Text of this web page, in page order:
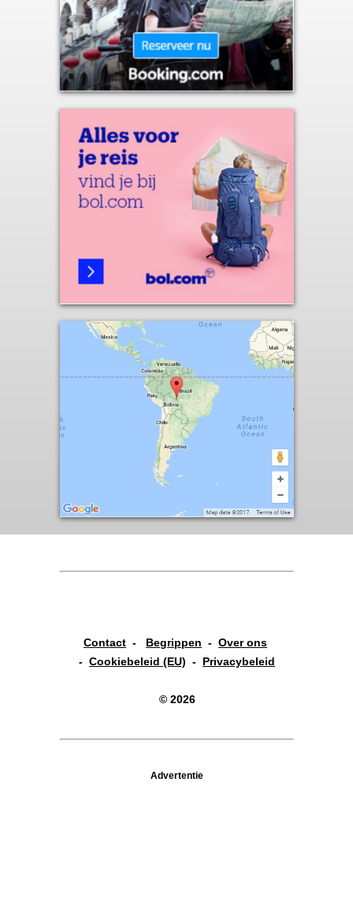
Contact - Begrippen -Over ons
-Cookiebeleid (EU) - Privacybeleid
© 2026
Advertentie